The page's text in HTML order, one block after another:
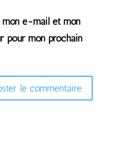
mon e-mail et mon
pour mon prochain